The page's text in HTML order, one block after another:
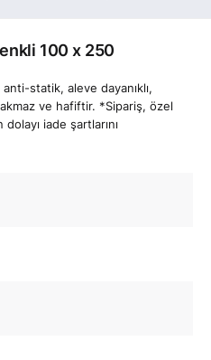
100 x 250
statik, aleve dayanıklı,
ve hafiftir. *Sipariş, özel
iade şartlarını